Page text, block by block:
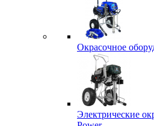
Окрасочное
Электрические